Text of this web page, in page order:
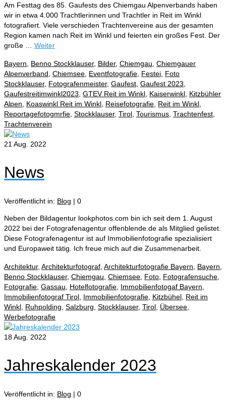
Am Festtag des 85. Gaufests des Chiemgau Alpenverbands haben
wir in etwa 4.000 Trachtlerinnen und Trachtler in Reit im Winkl
fotografiert. Viele verschieden Trachtenvereine aus der gesamten
Region kamen nach Reit im Winkl und feierten ein großes Fest. Der
große … Weiter
Bayern Benno Stockklauser, Bilder, Chiemgau Chiemgauer
Alpenverband Chiemsee Eventfotografie Festei Foto
Stockklauser, Fotografenmeister, Gaufest Gaufest 2023
Gaufestreitimwinkl2023 GTEV Reit im Winkl Kaiserwinkl Kitzbühler
Alpen
Koaswinkl Reit im Winkl Reisefotografie Reit im Winkl
Reportagefotogmrfie Stockklauser, Tirol Tourismus Trachtenfest
Trachtenverein
21 Aug. 2022
News
Veröffentlicht in: Blog | 0
Neben der Bildagentur lookphotos.com bin ich seit dem 1. August
2022 bei der Fotografenagentur offenblende.de als Mitglied gelistet.
Diese Fotografenagentur ist auf Immobilienfotografie spezialisiert
und Europaweit tätig. Ich freue mich auf die Zusammenarbeit.
Architektur, Architekturfotograf Architekturfotografie Bayern Bayern
Benno Stockklauser, Chiemgau Chiemsee Foto Fotografensuche
Fotografie Gassau Hotelfotografie Immobilienfotogaf Bayern
Immobilienfotograf Tirol Immobilienfotografie Kitzbühel Reit im
Winkl Ruhpolding Salzburg Stockklauser, Tirol Übersee
Werbefotografie
18Aug. 2022
Jahreskalender 2023
Veröffentlicht in: Blog | 0